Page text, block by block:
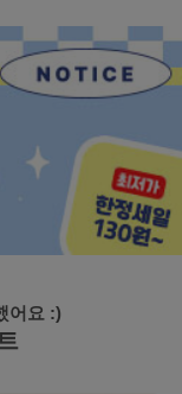
어요 :)